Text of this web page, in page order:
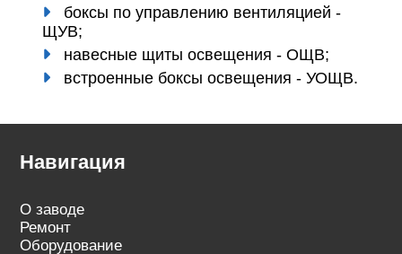
боксы по управлению вентиляцией -
ЩУВ;
навесные щиты освещения - ОЩВ;
встроенные боксы освещения - УОЩВ.
Навигация
О заводе
Ремонт
Оборудование